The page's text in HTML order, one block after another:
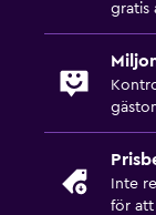
gratis
Inte
för att